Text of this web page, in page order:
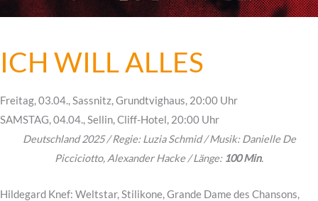
ICH WILL ALLES
Freitag, 03.04., Sassnitz, Grundtvighaus, 20:00 Uhr
SAMSTAG, 04.04., Sellin, Cliff-Hotel, 20:00 Uhr
Deutschland 2025 / Regie: Luzia Schmid / Musik: Danielle De
Picciciotto, Alexander Hacke / Länge: 100 Min.
Hildegard Knef: Weltstar, Stilikone, Grande Dame des Chansons,